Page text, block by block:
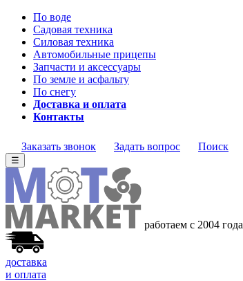
По воде
Садовая техника
Силовая техника
Автомобильные прицепы
Запчасти и аксессуары
По земле и асфальту
По снегу
Доставка и оплата
Контакты
Заказать звонок Задать вопрос Поиск
☰
работаем с 2004 года
доставка
и оплата